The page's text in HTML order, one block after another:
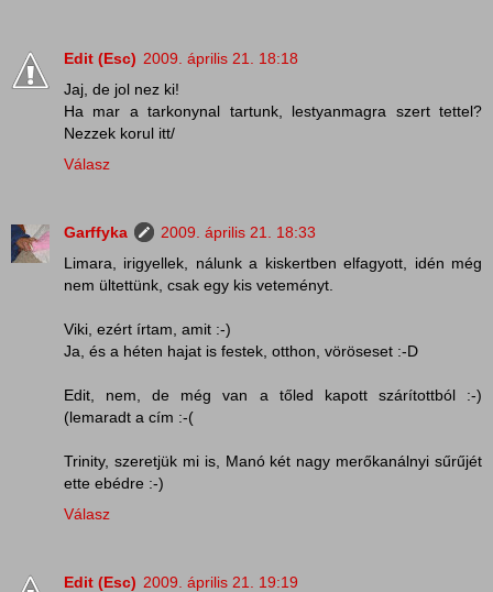
Edit (Esc) 2009. április 21. 18:18
Jaj, de jol nez ki!
Ha mar a tarkonynal tartunk, lestyanmagra szert tettel?
Nezzek korul itt/
Válasz
Garffyka
2009. április 21. 18:33
Limara, irigyellek, nálunk a kiskertben elfagyott, idén még
nem ültettünk, csak egy kis veteményt.
Viki, ezért írtam, amit :-)
Ja, és a héten hajat is festek, otthon, vöröseset :-D
Edit, nem, de még van a tőled kapott szárítottból :-)
(lemaradt a cím :-(
Trinity, szeretjük mi is, Manó két nagy merőkanálnyi sűrűjét
ette ebédre :-)
Válasz
Edit (Esc) 2009. április 21. 19:19